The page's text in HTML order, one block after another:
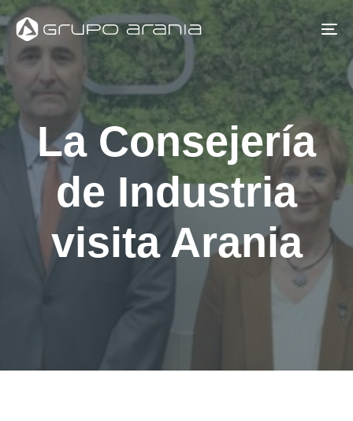
Skip
links
Skip
to
primary
navigation
Skip
to
contentLa Consejería
de Industria
visita Arania